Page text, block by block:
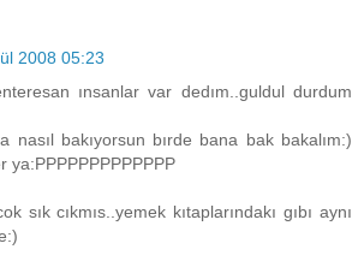
2008 05:23
ınsanlar var dedım..guldul durdum
nasıl bakıyorsun bırde bana bak bakalım:)
ya:PPPPPPPPPPPPP
sık cıkmıs..yemek kıtaplarındakı gıbı aynı